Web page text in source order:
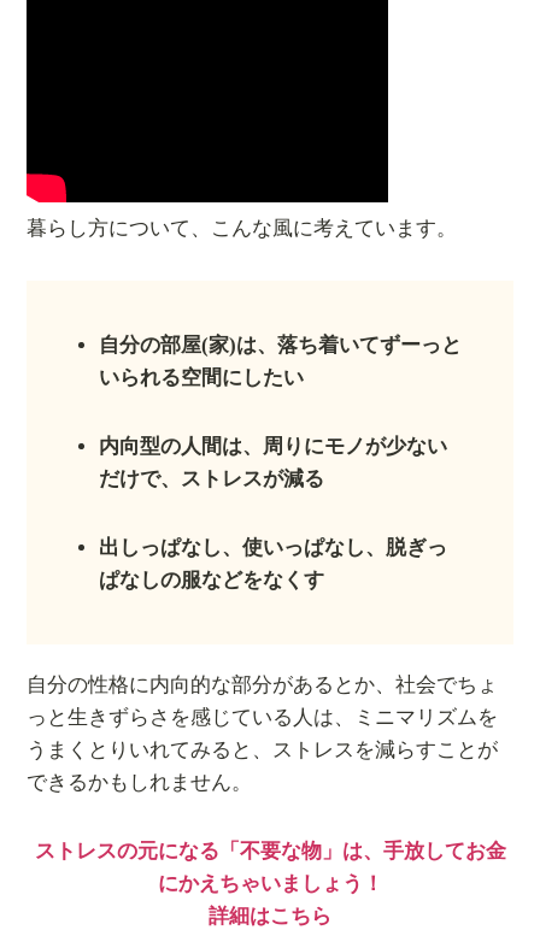
暮らし方について、こんな風に考えています。
自分の部屋(家)は、落ち着いてずーっと
いられる空間にしたい
内向型の人間は、周りにモノが少ない
だけで、ストレスが減る
出しっぱなし、使いっぱなし、脱ぎっ
ぱなしの服などをなくす
自分の性格に内向的な部分があるとか、社会でちょ
っと生きずらさを感じている人は、ミニマリズムを
うまくとりいれてみると、ストレスを減らすことが
できるかもしれません。
ストレスの元になる「不要な物」は、手放してお金
にかえちゃいましょう！
詳細はこちら